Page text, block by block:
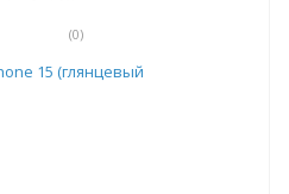
(0)
15 (глянцевый